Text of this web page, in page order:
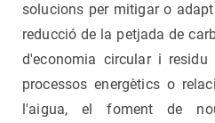
solucions per mitigar o
reducció de la petjada de
d'economia circular i
processos energètics o
l'aigua, el foment de